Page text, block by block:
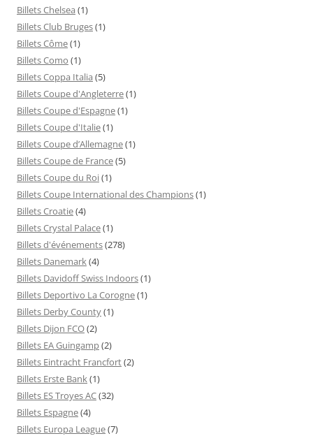
Billets Chelsea (1)
Billets Club Bruges(1)
Billets Côme(1)
Billets Como (1)
Billets Coppa Italia (5)
Billets Coupe d'Angleterre(1)
Billets Coupe d'Espagne(1)
Billets Coupe d'Italie(1)
Billets Coupe d’Allemagne(1)
Billets Coupe de France(5)
Billets Coupe du Roi(1)
Billets Coupe International des Champions(1)
Billets Croatie(4)
Billets Crystal Palace(1)
Billets d'événements(278)
Billets Danemark(4)
Billets Davidoff Swiss Indoors(1)
Billets Deportivo La Corogne(1)
Billets Derby County(1)
Billets Dijon FCO(2)
Billets EA Guingamp(2)
Billets Eintracht Francfort(2)
Billets Erste Bank(1)
Billets ES Troyes AC(32)
Billets Espagne(4)
Billets Europa League(7)